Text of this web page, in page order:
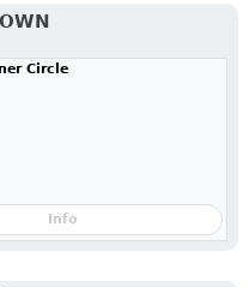
Circle
Info